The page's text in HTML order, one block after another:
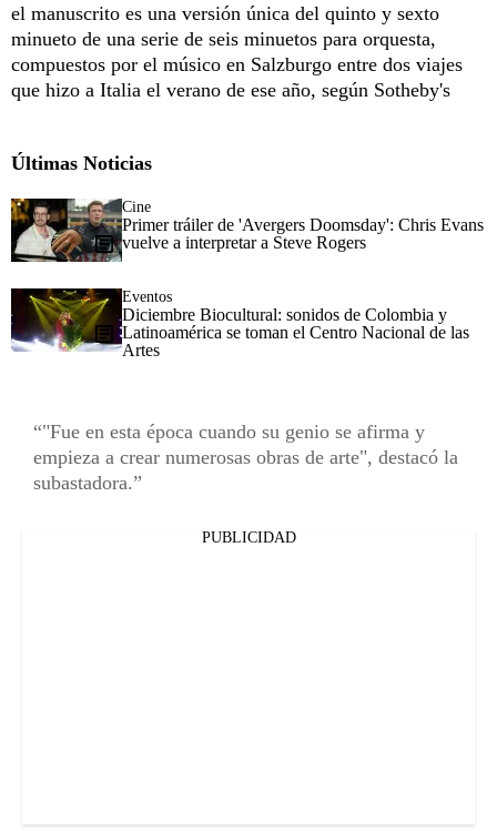
el manuscrito es una versión única del quinto y sexto
minueto de una serie de seis minuetos para orquesta,
compuestos por el músico en Salzburgo entre dos viajes
que hizo a Italia el verano de ese año, según Sotheby's
Últimas Noticias
Cine
Primer tráiler de 'Avergers Doomsday': Chris Evans
vuelve a interpretar a Steve Rogers
Eventos
Diciembre Biocultural: sonidos de Colombia y
Latinoamérica se toman el Centro Nacional de las
Artes
"Fue en esta época cuando su genio se afirma y
empieza a crear numerosas obras de arte", destacó la
subastadora.
PUBLICIDAD